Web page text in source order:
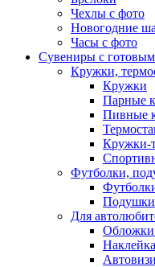
Чехлы с фото
Новогодние
Часы с фото
Сувениры с
Кружки,
Кружки
Парные
Пивные
Кружки-
Футболки,
Подушки
Для
Обложки